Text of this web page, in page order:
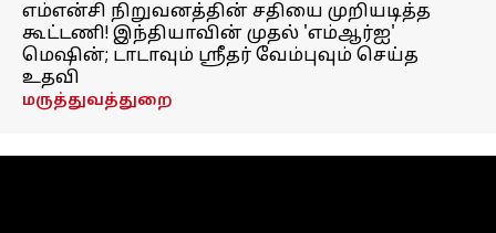
எம்என்சி நிறுவனத்தின் சதியை முறியடித்த
கூட்டணி! இந்தியாவின் முதல் 'எம்ஆர்ஐ'
மெஷின்; டாடாவும் ஸ்ரீதர் வேம்புவும் செய்த
உதவி
மருத்துவத்துறை